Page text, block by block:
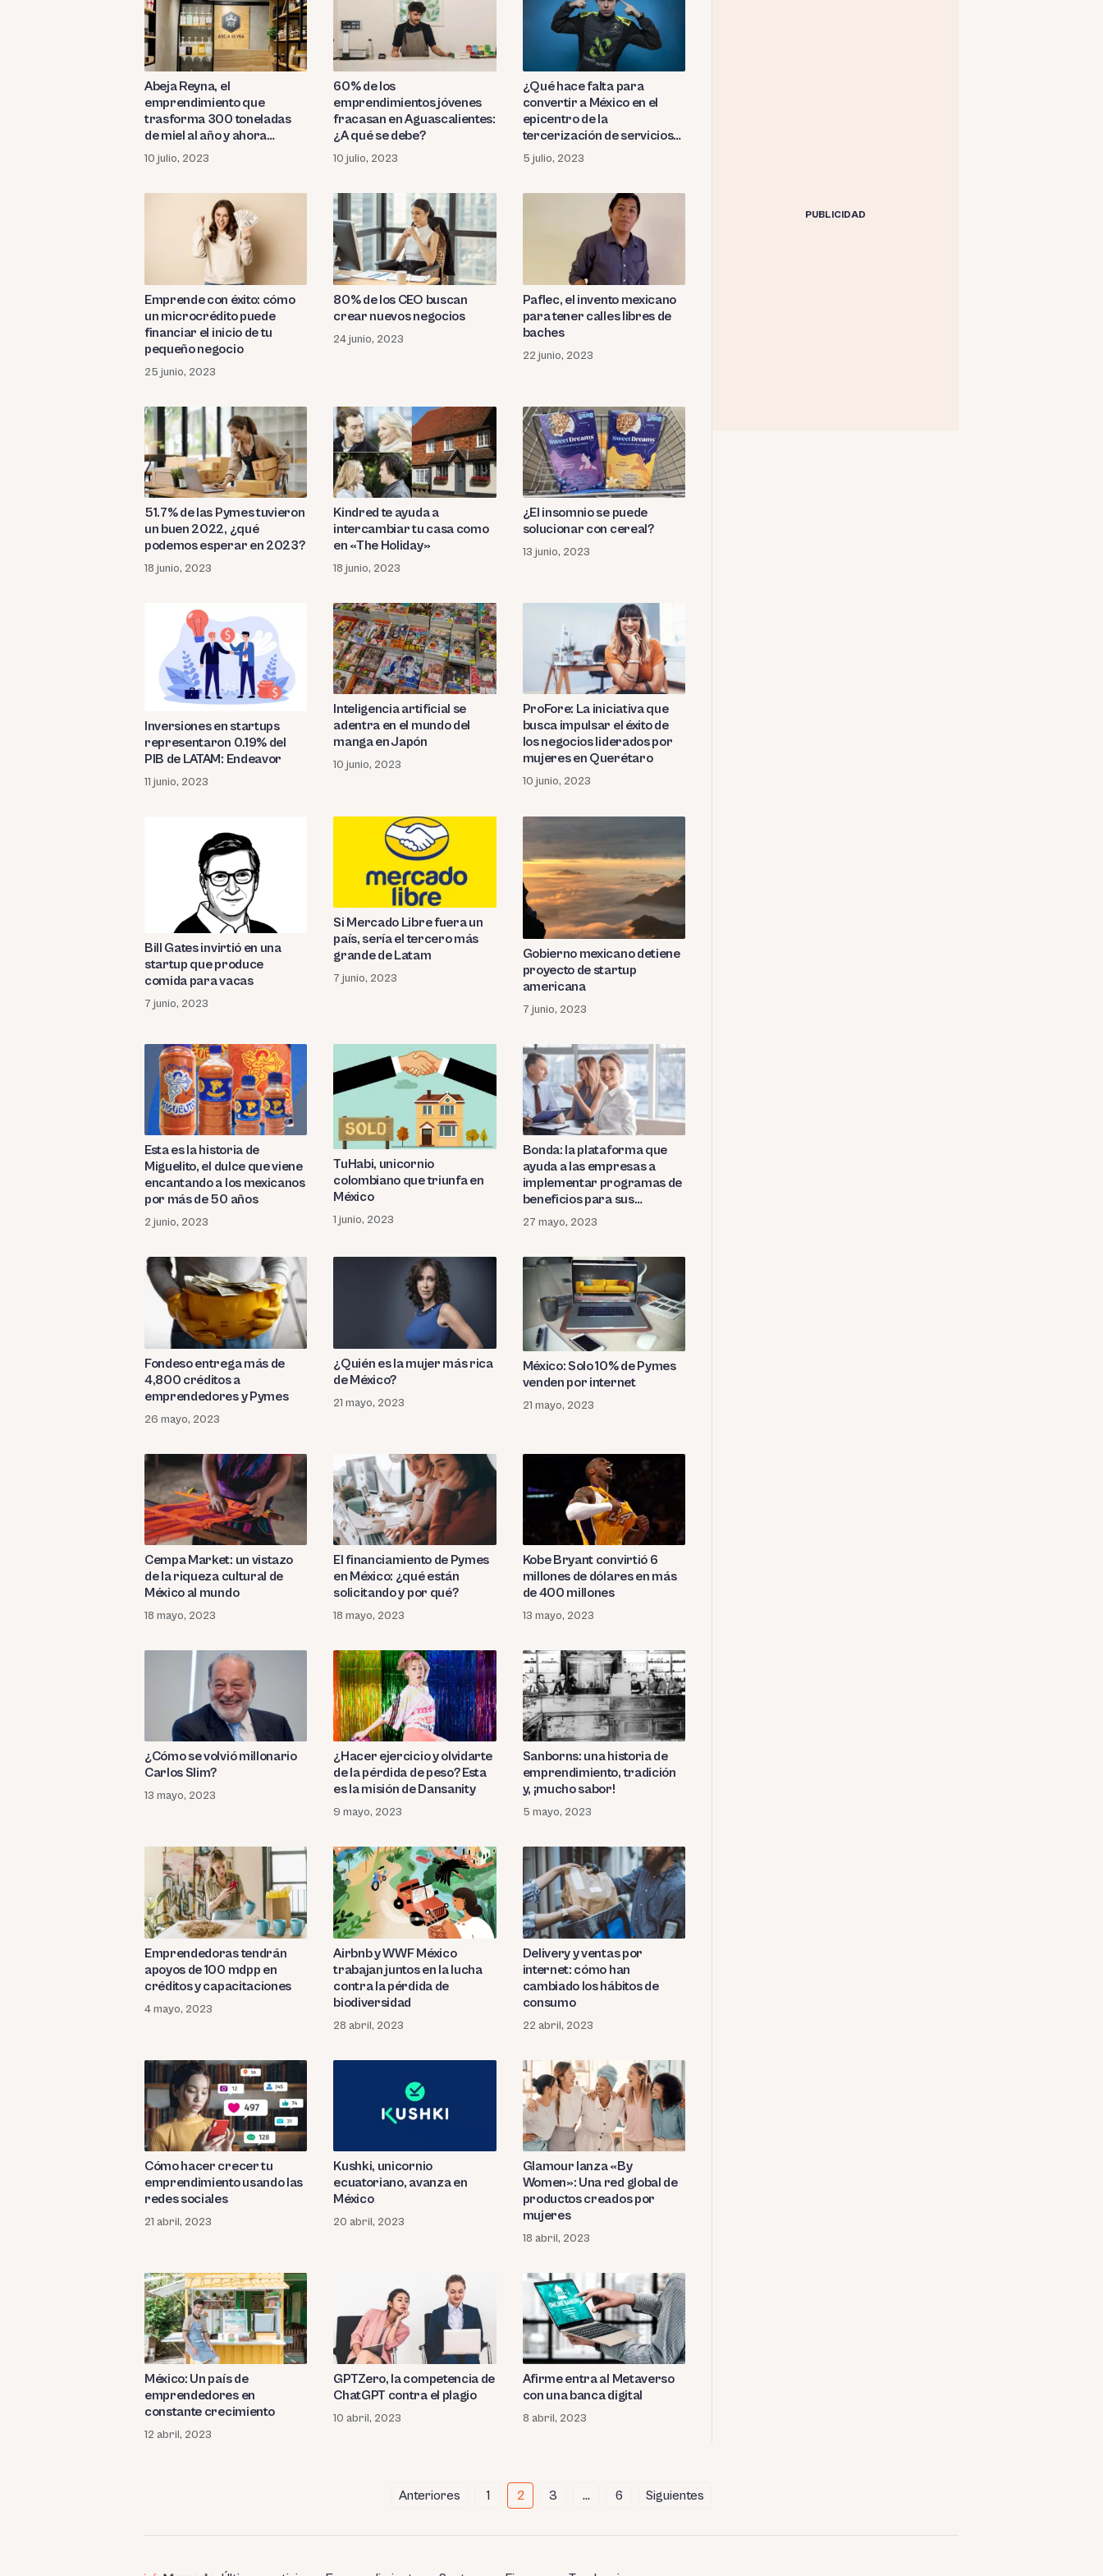
Abeja Reyna, el
emprendimiento que
trasforma 300 toneladas
de miel al año y ahora
trabajará con IKEA
10 julio, 2023
60% de los
emprendimientos jóvenes
fracasan en Aguascalientes:
¿A qué se debe?
10 julio, 2023
¿Qué hace falta para
convertir a México en el
epicentro de la
tercerización de servicios
tecnológicos? N. Technology
tiene la respuesta
5 julio, 2023
Emprende con éxito: cómo
un microcrédito puede
financiar el inicio de tu
pequeño negocio
25 junio, 2023
80% de los CEO buscan
crear nuevos negocios
24 junio, 2023
Paflec, el invento mexicano
para tener calles libres de
baches
22 junio, 2023
51.7% de las Pymes tuvieron
un buen 2022, ¿qué
podemos esperar en 2023?
18 junio, 2023
Kindred te ayuda a
intercambiar tu casa como
en «The Holiday»
18 junio, 2023
¿El insomnio se puede
solucionar con cereal?
13 junio, 2023
Inversiones en startups
representaron 0.19% del
PIB de LATAM: Endeavor
11 junio, 2023
Inteligencia artificial se
adentra en el mundo del
manga en Japón
10 junio, 2023
ProFore: La iniciativa que
busca impulsar el éxito de
los negocios liderados por
mujeres en Querétaro
10 junio, 2023
Bill Gates invirtió en una
startup que produce
comida para vacas
7 junio, 2023
Si Mercado Libre fuera un
país, sería el tercero más
grande de Latam
7 junio, 2023
Gobierno mexicano detiene
proyecto de startup
americana
7 junio, 2023
Esta es la historia de
Miguelito, el dulce que viene
encantando a los mexicanos
por más de 50 años
2 junio, 2023
TuHabi, unicornio
colombiano que triunfa en
México
1 junio, 2023
Bonda: la plataforma que
ayuda a las empresas a
implementar programas de
beneficios para sus
empleados
27 mayo, 2023
Fondeso entrega más de
4,800 créditos a
emprendedores y Pymes
26 mayo, 2023
¿Quién es la mujer más rica
de México?
21 mayo, 2023
México: Solo 10% de Pymes
venden por internet
21 mayo, 2023
Cempa Market: un vistazo
de la riqueza cultural de
México al mundo
18 mayo, 2023
El financiamiento de Pymes
en México: ¿qué están
solicitando y por qué?
18 mayo, 2023
Kobe Bryant convirtió 6
millones de dólares en más
de 400 millones
13 mayo, 2023
¿Cómo se volvió millonario
Carlos Slim?
13 mayo, 2023
¿Hacer ejercicio y olvidarte
de la pérdida de peso? Esta
es la misión de Dansanity
9 mayo, 2023
Sanborns: una historia de
emprendimiento, tradición
y, ¡mucho sabor!
5 mayo, 2023
Emprendedoras tendrán
apoyos de 100 mdpp en
créditos y capacitaciones
4 mayo, 2023
Airbnb y WWF México
trabajan juntos en la lucha
contra la pérdida de
biodiversidad
28 abril, 2023
Delivery y ventas por
internet: cómo han
cambiado los hábitos de
consumo
22 abril, 2023
Cómo hacer crecer tu
emprendimiento usando las
redes sociales
21 abril, 2023
Kushki, unicornio
ecuatoriano, avanza en
México
20 abril, 2023
Glamour lanza «By
Women»: Una red global de
productos creados por
mujeres
18 abril, 2023
México: Un país de
emprendedores en
constante crecimiento
12 abril, 2023
GPTZero, la competencia de
ChatGPT contra el plagio
10 abril, 2023
Afirme entra al Metaverso
con una banca digital
8 abril, 2023
PUBLICIDAD
Anteriores 1 2 3 … 6 Siguientes